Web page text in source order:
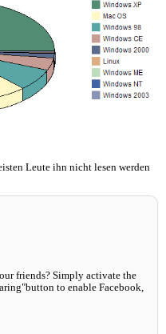
Leute ihn nicht lesen werden
friends? Simply activate the
to enable Facebook,